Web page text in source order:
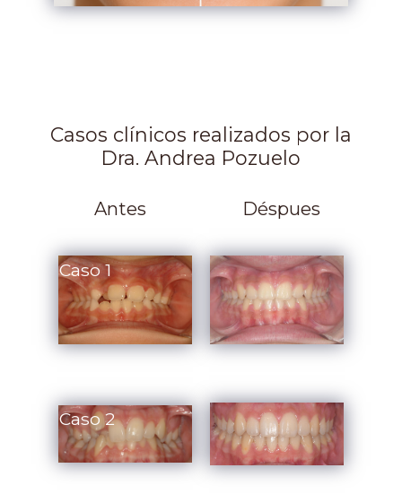
Casos clínicos realizados por la
Dra. Andrea Pozuelo
Antes Déspues
Caso 1
Caso 2